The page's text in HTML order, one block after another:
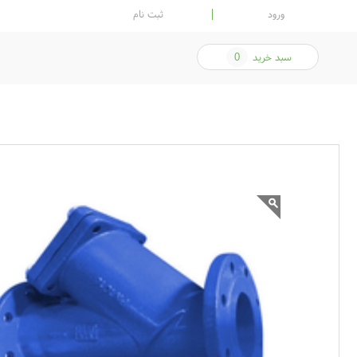
ورود ثبت نام
سبد خرید 0